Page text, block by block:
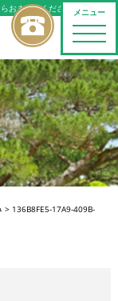
メニュー
toggle
おまかせください
> 136B8FE5-17A9-409B-